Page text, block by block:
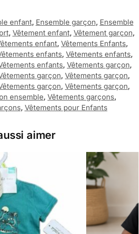
enfant, Ensemble garçon, Ensemble
, Vêtement enfant, Vêtement garçon,
enfant, Vêtements Enfants,
enfants, Vêtements enfants,
enfants, Vêtements garçon,
garçon, Vêtements garçon,
garçon, Vêtements garçon,
ensemble, Vêtements garçons,
, Vêtements pour Enfants
aimer